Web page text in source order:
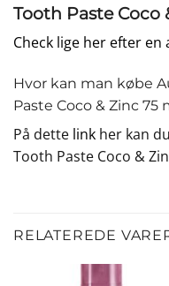
Tooth Paste Coco
Check lige her efter
Hvor kan man købe
Paste Coco & Zinc 75
På dette link her kan
Tooth Paste Coco &
RELATEREDE